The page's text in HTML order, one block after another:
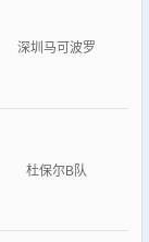
深圳马可波罗
杜保尔B队